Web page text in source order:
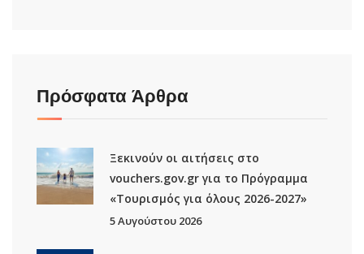
Πρόσφατα Άρθρα
Ξεκινούν οι αιτήσεις στο
vouchers.gov.gr για το Πρόγραμμα
«Τουρισμός για όλους 2026-2027»
5 Αυγούστου 2026